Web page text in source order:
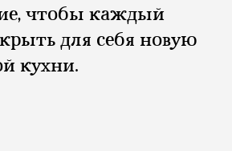
чтобы каждый
для себя новую
кухни.